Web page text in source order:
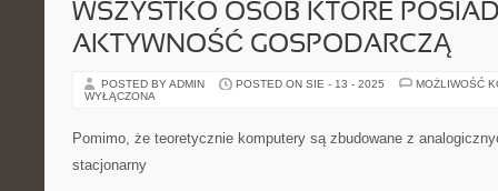
WSZYSTKO OSÓB KTÓRE
AKTYWNOŚĆ GOSPODARCZĄ
POSTED BY ADMIN POSTED ON SIE - 13 - 2025
MOŻLIWOŚĆ
WYŁĄCZONA
Pomimo, że teoretycznie komputery są zbudowane z
stacjonarny